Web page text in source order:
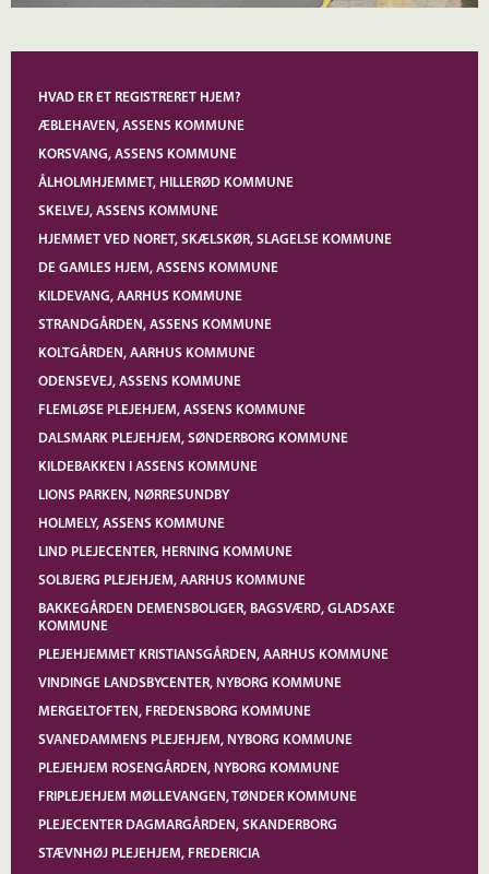
HVAD ER ET REGISTRERET HJEM?
ÆBLEHAVEN, ASSENS KOMMUNE
KORSVANG, ASSENS KOMMUNE
ÅLHOLMHJEMMET, HILLERØD KOMMUNE
SKELVEJ, ASSENS KOMMUNE
HJEMMET VED NORET, SKÆLSKØR, SLAGELSE KOMMUNE
DE GAMLES HJEM, ASSENS KOMMUNE
KILDEVANG, AARHUS KOMMUNE
STRANDGÅRDEN, ASSENS KOMMUNE
KOLTGÅRDEN, AARHUS KOMMUNE
ODENSEVEJ, ASSENS KOMMUNE
FLEMLØSE PLEJEHJEM, ASSENS KOMMUNE
DALSMARK PLEJEHJEM, SØNDERBORG KOMMUNE
KILDEBAKKEN I ASSENS KOMMUNE
LIONS PARKEN, NØRRESUNDBY
HOLMELY, ASSENS KOMMUNE
LIND PLEJECENTER, HERNING KOMMUNE
SOLBJERG PLEJEHJEM, AARHUS KOMMUNE
BAKKEGÅRDEN DEMENSBOLIGER, BAGSVÆRD, GLADSAXE
KOMMUNE
PLEJEHJEMMET KRISTIANSGÅRDEN, AARHUS KOMMUNE
VINDINGE LANDSBYCENTER, NYBORG KOMMUNE
MERGELTOFTEN, FREDENSBORG KOMMUNE
SVANEDAMMENS PLEJEHJEM, NYBORG KOMMUNE
PLEJEHJEM ROSENGÅRDEN, NYBORG KOMMUNE
FRIPLEJEHJEM MØLLEVANGEN, TØNDER KOMMUNE
PLEJECENTER DAGMARGÅRDEN, SKANDERBORG
STÆVNHØJ PLEJEHJEM, FREDERICIA